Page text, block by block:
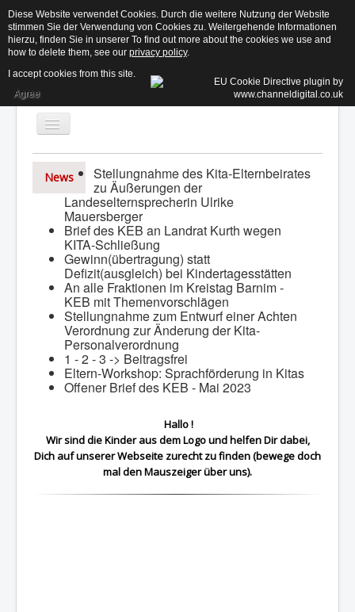
Toggle
Navigation
Aktuelles
Der Beirat ↓
Informationen ↓
Termine
Kontakt
Login
Suchen...
News Stellungnahme des Kita-Elternbeirates
zu Äußerungen der
Landeselternsprecherin Ulrike
Mauersberger
Brief des KEB an Landrat Kurth wegen
KITA-Schließung
Gewinn(übertragung) statt
Defizit(ausgleich) bei Kindertagesstätten
An alle Fraktionen im Kreistag Barnim -
KEB mit Themenvorschlägen
Stellungnahme zum Entwurf einer Achten
Verordnung zur Änderung der Kita-
Personalverordnung
1 - 2 - 3 -> Beitragsfrei
Eltern-Workshop: Sprachförderung in Kitas
Offener Brief des KEB - Mai 2023
Hallo !
Wir sind die Kinder aus dem Logo und helfen Dir dabei,
Dich auf unserer Webseite zurecht zu finden (bewege doch
mal den Mauszeiger über uns).
Diese Website verwendet Cookies. Durch die weitere Nutzung der Website
stimmen Sie der Verwendung von Cookies zu. Weitergehende Informationen
hierzu, finden Sie in unserer To find out more about the cookies we use and
how to delete them, see our privacy policy.
I accept cookies from this site.
Agree